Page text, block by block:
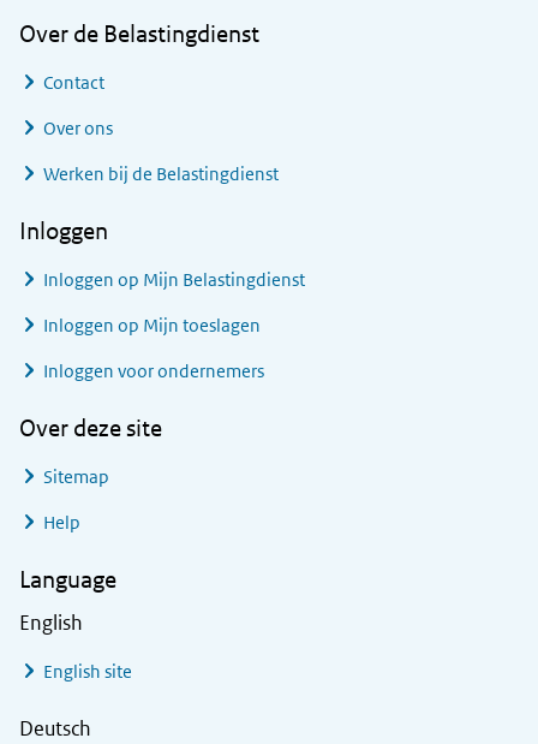
Over de Belastingdienst
Contact
Over ons
Werken bij de Belastingdienst
Inloggen
Inloggen op Mijn Belastingdienst
Inloggen op Mijn toeslagen
Inloggen voor ondernemers
Over deze site
Sitemap
Help
Language
English
English site
Deutsch